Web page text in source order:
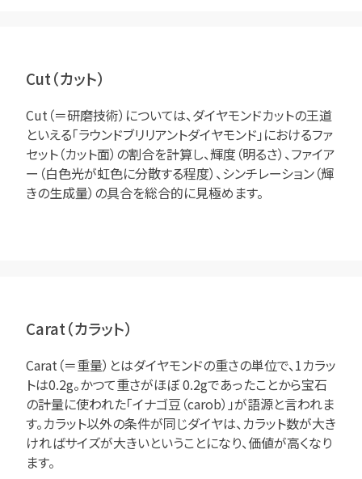
Cut（カット）
Cut（＝研磨技術）については、ダイヤモンドカットの王道
といえる「ラウンドブリリアントダイヤモンド」におけるファ
セット（カット面）の割合を計算し、輝度（明るさ）、ファイア
ー（白色光が虹色に分散する程度）、シンチレーション（輝
きの生成量）の具合を総合的に見極めます。
Carat（カラット）
Carat（＝重量）とはダイヤモンドの重さの単位で、1カラッ
トは0.2g。かつて重さがほぼ 0.2gであったことから宝石
の計量に使われた「イナゴ豆（carob）」が語源と言われま
す。カラット以外の条件が同じダイヤは、カラット数が大き
ければサイズが大きいということになり、価値が高くなり
ます。